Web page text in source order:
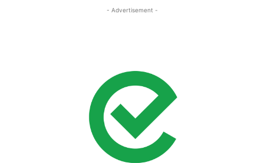
- Advertisement -